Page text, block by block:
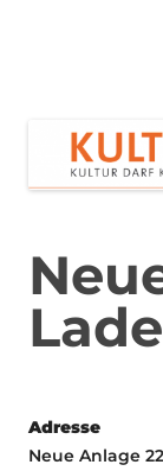
Adresse
Neue Anlage 22